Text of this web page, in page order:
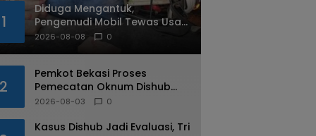
1
Diduga Mengantuk,
Pengemudi Mobil Tewas Usai
Tabrak Pohon di Jatiasih
2026-08-08 0
2
Pemkot Bekasi Proses
Pemecatan Oknum Dishub
Yang Diduga Lakukan Pungli
2026-08-03 0
Kasus Dishub Jadi Evaluasi, Tri